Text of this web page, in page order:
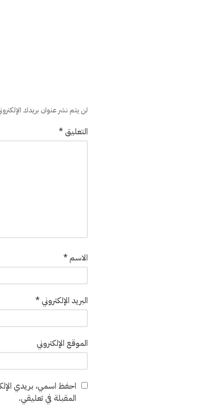
لن يتم نشر عنوان بريدك
التعليق*
الاسم*
البريد الإلكتروني*
الموقع الإلكتروني
احفظ اسمي، بريدي
المقبلة في تعليقي.